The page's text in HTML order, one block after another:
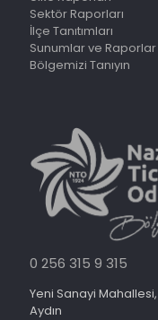
Sektör Raporları
İlçe Tanıtımları
Sunumlar ve Raporlar
Bölgemizi Tanıyın
0 256 315 9 315
Yeni Sanayi
Aydın